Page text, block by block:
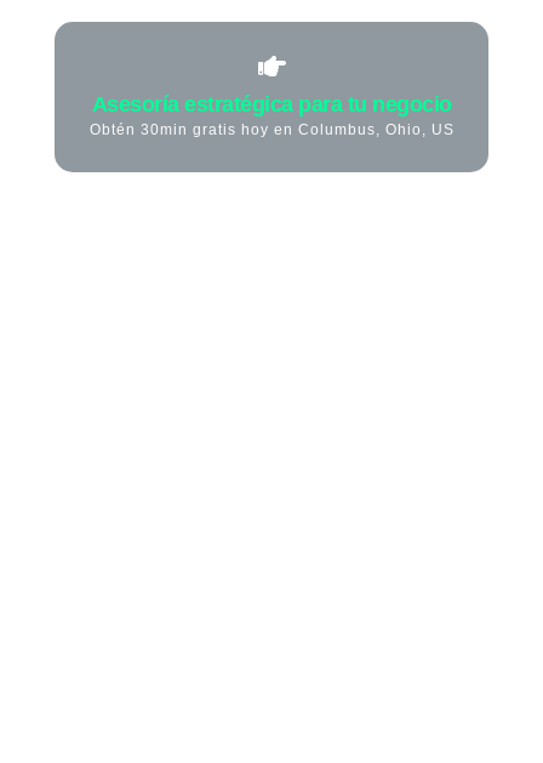
Asesoría estratégica para tu negocio
Obtén 30min gratis hoy en Columbus, Ohio, US